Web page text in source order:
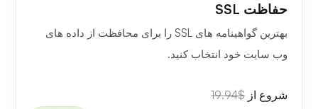
حفاظت SSL
بهترین گواهینامه های SSL را برای محافظت از داده های
وب سایت خود انتخاب کنید.
شروع از $19.94